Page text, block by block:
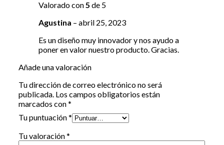
Valorado con5 de 5
Agustina – abril 25, 2023
Es un diseño muy innovador y nos ayudo a
poner en valor nuestro producto. Gracias.
Añade una valoración
Tu dirección de correo electrónico no será
publicada. Los campos obligatorios están
marcados con*
Tu puntuación*
Tu valoración*